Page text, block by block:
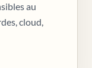
au
cloud,